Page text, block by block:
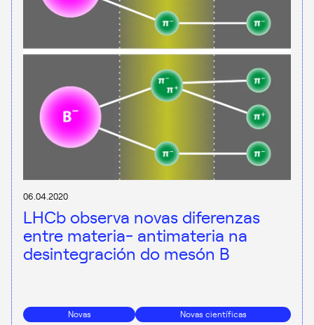
06.04.2020
LHCb observa novas diferenzas
entre materia- antimateria na
desintegración do mesón B
Novas Novas científicas